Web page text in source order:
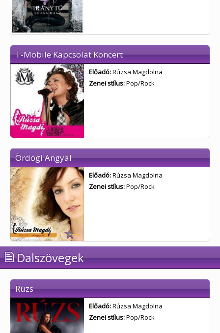
T-Mobile Kapcsolat Koncert
Előadó:Rúzsa Magdolna
Zenei stílus:Pop/Rock
Ördögi Angyal
Előadó:Rúzsa Magdolna
Zenei stílus:Pop/Rock
Dalszövegek
Rúzs
Előadó:Rúzsa Magdolna
Zenei stílus:Pop/Rock